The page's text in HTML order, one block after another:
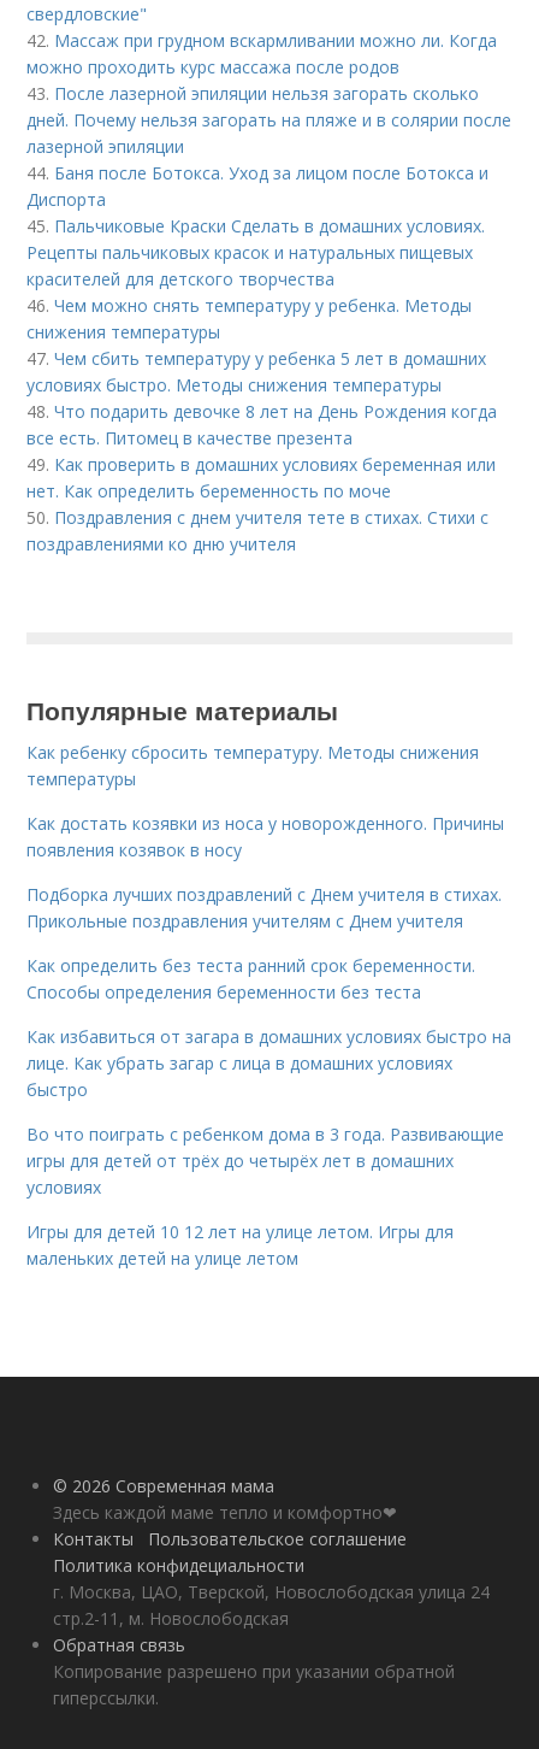
свердловские"
42. Массаж при грудном вскармливании можно ли. Когда
можно проходить курс массажа после родов
43. После лазерной эпиляции нельзя загорать сколько
дней. Почему нельзя загорать на пляже и в солярии после
лазерной эпиляции
44. Баня после Ботокса. Уход за лицом после Ботокса и
Диспорта
45. Пальчиковые Краски Сделать в домашних условиях.
Рецепты пальчиковых красок и натуральных пищевых
красителей для детского творчества
46.Чем можно снять температуру у ребенка. Методы
снижения температуры
47.Чем сбить температуру у ребенка 5 лет в домашних
условиях быстро. Методы снижения температуры
48.Что подарить девочке 8 лет на День Рождения когда
все есть. Питомец в качестве презента
49. Как проверить в домашних условиях беременная или
нет. Как определить беременность по моче
50. Поздравления с днем учителя тете в стихах. Стихи с
поздравлениями ко дню учителя
Популярные материалы
Как ребенку сбросить температуру. Методы снижения
температуры
Как достать козявки из носа у новорожденного. Причины
появления козявок в носу
Подборка лучших поздравлений с Днем учителя в стихах.
Прикольные поздравления учителям с Днем учителя
Как определить без теста ранний срок беременности.
Способы определения беременности без теста
Как избавиться от загара в домашних условиях быстро на
лице. Как убрать загар с лица в домашних условиях
быстро
Во что поиграть с ребенком дома в 3 года. Развивающие
игры для детей от трёх до четырёх лет в домашних
условиях
Игры для детей 10 12 лет на улице летом. Игры для
маленьких детей на улице летом
© 2026 Современная мама
Здесь каждой маме тепло и комфортно❤
Контакты
Пользовательское соглашение
Политика конфидециальности
г. Москва, ЦАО, Тверской, Новослободская улица 24
стр.2-11, м. Новослободская
Обратная связь
Копирование разрешено при указании обратной
гиперссылки.